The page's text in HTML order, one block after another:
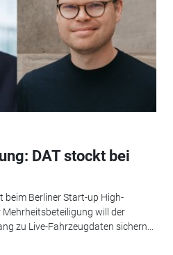
DAT stockt bei
beim Berliner Start-up High-
will der
zu Live-Fahrzeugdaten sichern...